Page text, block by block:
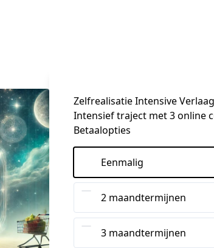
Zelfrealisatie Intensive
Intensief traject met 3 online
Betaalopties
Eenmalig
2 maandtermijnen
3 maandtermijnen